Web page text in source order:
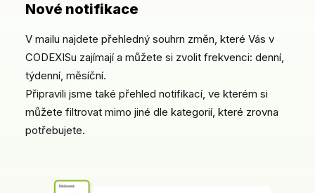
Nové notifikace
V mailu najdete přehledný souhrn změn, které Vás v
CODEXISu zajímají a můžete si zvolit frekvenci: denní,
týdenní, měsíční.
Připravili jsme také přehled notifikací, ve kterém si
můžete filtrovat mimo jiné dle kategorií, které zrovna
potřebujete.